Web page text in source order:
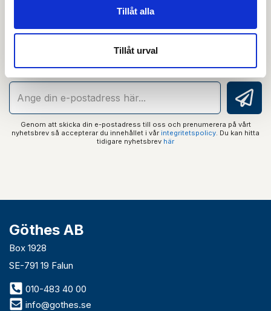
Tillåt alla
Tillåt urval
Nyhetsbrev
guider och senaste nytt direkt i din inkorg.
Genom att skicka din e-postadress till oss och prenumerera på vårt
nyhetsbrev så accepterar du innehållet i vår integritetspolicy. Du kan hitta
tidigare nyhetsbrev här
Göthes AB
Box 1928
SE-791 19 Falun
010-483 40 00
info@gothes.se